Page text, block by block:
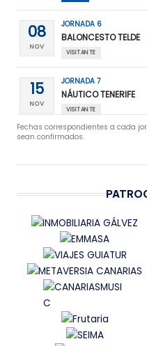
08
NOV
JORNADA 6
BALONCESTO TELDE
VISITANTE
15
NOV
JORNADA 7
NÁUTICO TENERIFE
VISITANTE
22 JORNADA 8
LOCAL
NOV
JORNADA 9
VISITANTE
06
DIC
JORNADA 10
UROS DE RIVAS
JORNADA 11
IMPLICA REAL CANOE
VISITANTE
Fechas correspondientes a cada
sean confirmados.